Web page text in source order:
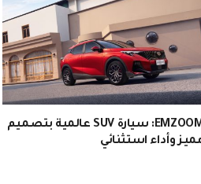
EMZOOM: سيارة SUV عالمية بتصميم
وأداء استثنائي